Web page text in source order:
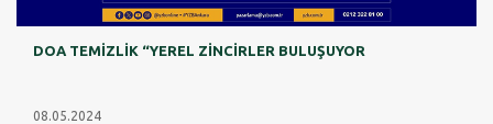
DOA TEMİZLİK “YEREL ZİNCİRLER BULUŞUYOR
08.05.2024